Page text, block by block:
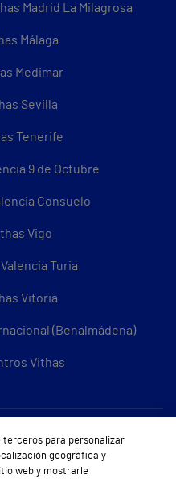
Madrid La Milagrosa
Málaga
Medimar
Sevilla
Tenerife
9 de Octubre
Consuelo
Vigo
Turia
Vitoria
(Benalmádena)
Vithas
terceros para personalizar
geográfica y
web y mostrarle